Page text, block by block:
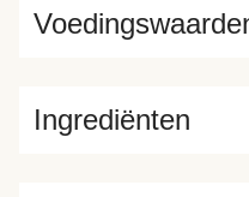
Ingrediënten